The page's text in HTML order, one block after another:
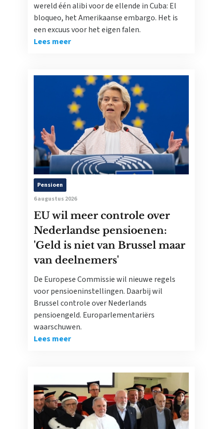
wereld één alibi voor de ellende in Cuba: El
bloqueo, het Amerikaanse embargo. Het is
een excuus voor het eigen falen.
Lees meer
Pensioen
6 augustus 2026
EU wil meer controle over
Nederlandse pensioenen:
'Geld is niet van Brussel maar
van deelnemers'
De Europese Commissie wil nieuwe regels
voor pensioeninstellingen. Daarbij wil
Brussel controle over Nederlands
pensioengeld. Europarlementariërs
waarschuwen.
Lees meer